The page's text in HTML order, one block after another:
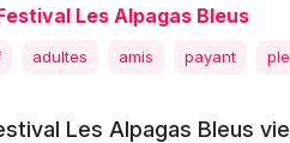
Les Alpagas Bleus
adultes amis payant
Les Alpagas Bleus